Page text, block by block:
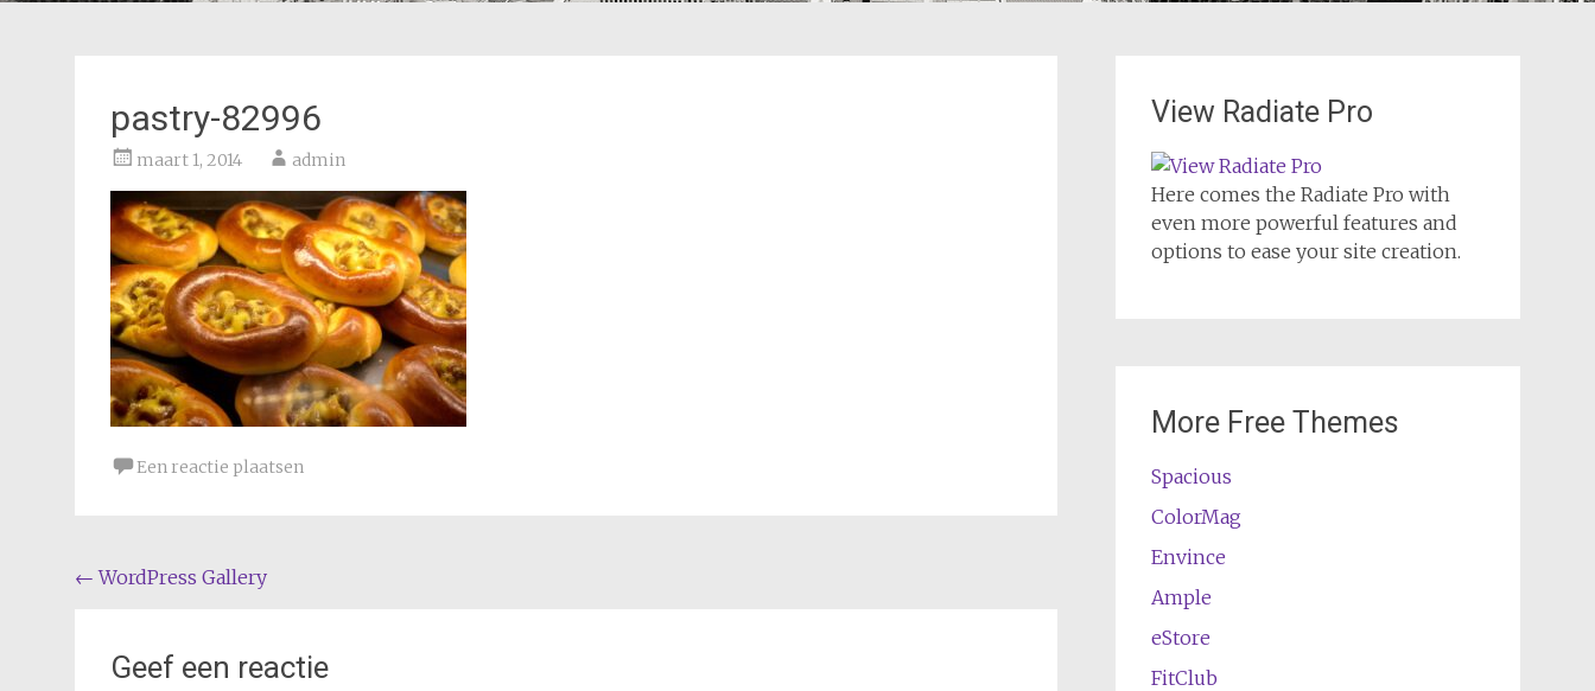
pastry-82996
maart 1, 2014 admin
Een reactie plaatsen
Berichtnavigatie
← WordPress Gallery
Geef een reactie
View Radiate Pro
Here comes the Radiate Pro with
even more powerful features and
options to ease your site creation.
More Free Themes
Spacious
ColorMag
Envince
Ample
eStore
FitClub